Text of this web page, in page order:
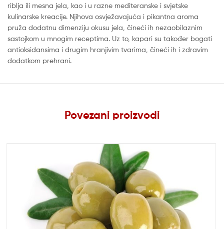
riblja ili mesna jela, kao i u razne mediteranske i svjetske
kulinarske kreacije. Njihova osvježavajuća i pikantna aroma
pruža dodatnu dimenziju okusu jela, čineći ih nezaobilaznim
sastojkom u mnogim receptima. Uz to, kapari su također bogati
antioksidansima i drugim hranjivim tvarima, čineći ih i zdravim
dodatkom prehrani.
Povezani proizvodi